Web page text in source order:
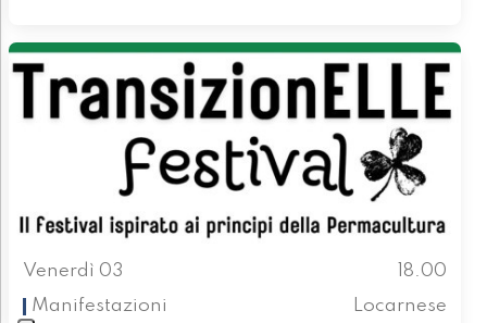
Venerdì 03
18.00
Manifestazioni
Locarnese